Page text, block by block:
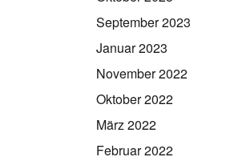
September 2023
Januar 2023
November 2022
Oktober 2022
März 2022
Februar 2022